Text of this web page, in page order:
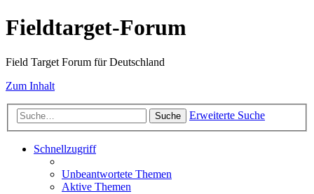
Fieldtarget-Forum
Field Target Forum für Deutschland
Zum Inhalt
Suche Erweiterte Suche
Schnellzugriff
Unbeantwortete Themen
Aktive Themen